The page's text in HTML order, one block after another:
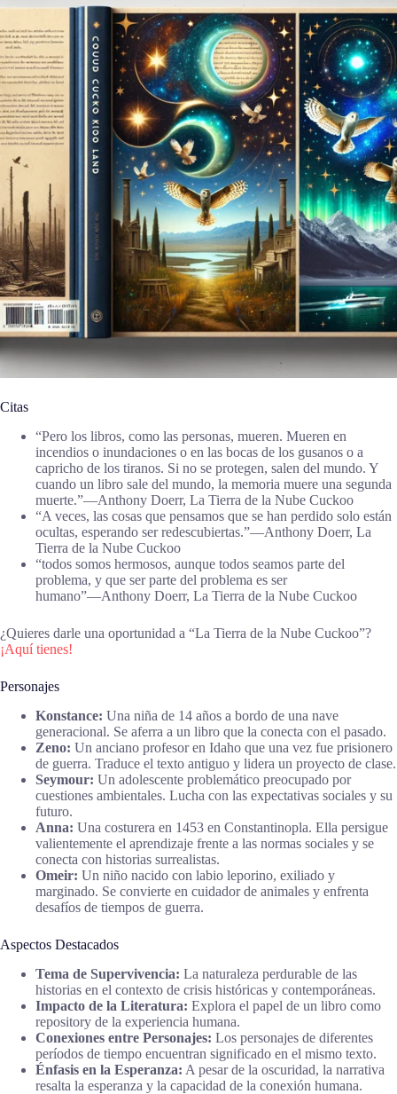
Citas
“Pero los libros, como las personas, mueren. Mueren en
incendios o inundaciones o en las bocas de los gusanos o a
capricho de los tiranos. Si no se protegen, salen del mundo. Y
cuando un libro sale del mundo, la memoria muere una segunda
muerte.”―Anthony Doerr, La Tierra de la Nube Cuckoo
“A veces, las cosas que pensamos que se han perdido solo están
ocultas, esperando ser redescubiertas.”―Anthony Doerr, La
Tierra de la Nube Cuckoo
“todos somos hermosos, aunque todos seamos parte del
problema, y que ser parte del problema es ser
humano”―Anthony Doerr, La Tierra de la Nube Cuckoo
¿Quieres darle una oportunidad a “La Tierra de la Nube Cuckoo”?
¡Aquí tienes!
Personajes
Konstance: Una niña de 14 años a bordo de una nave
generacional. Se aferra a un libro que la conecta con el pasado.
Zeno: Un anciano profesor en Idaho que una vez fue prisionero
de guerra. Traduce el texto antiguo y lidera un proyecto de clase.
Seymour: Un adolescente problemático preocupado por
cuestiones ambientales. Lucha con las expectativas sociales y su
futuro.
Anna: Una costurera en 1453 en Constantinopla. Ella persigue
valientemente el aprendizaje frente a las normas sociales y se
conecta con historias surrealistas.
Omeir: Un niño nacido con labio leporino, exiliado y
marginado. Se convierte en cuidador de animales y enfrenta
desafíos de tiempos de guerra.
Aspectos Destacados
Tema de Supervivencia: La naturaleza perdurable de las
historias en el contexto de crisis históricas y contemporáneas.
Impacto de la Literatura: Explora el papel de un libro como
repository de la experiencia humana.
Conexiones entre Personajes: Los personajes de diferentes
períodos de tiempo encuentran significado en el mismo texto.
Énfasis en la Esperanza: A pesar de la oscuridad, la narrativa
resalta la esperanza y la capacidad de la conexión humana.